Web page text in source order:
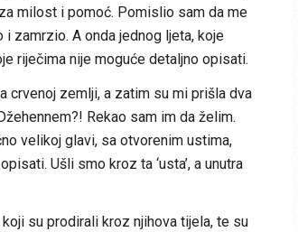
milost i pomoć. Pomislio sam da me
zamrzio. A onda jednog ljeta, koje
riječima nije moguće detaljno opisati.
crvenoj zemlji, a zatim su mi prišla dva
Rekao sam im da želim.
velikoj glavi, sa otvorenim ustima,
Ušli smo kroz ta ‘usta’, a unutra
su prodirali kroz njihova tijela, te su